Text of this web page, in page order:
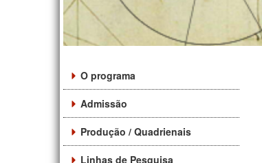
O programa
Admissão
Produção / Quadrienais
Linhas de Pesquisa